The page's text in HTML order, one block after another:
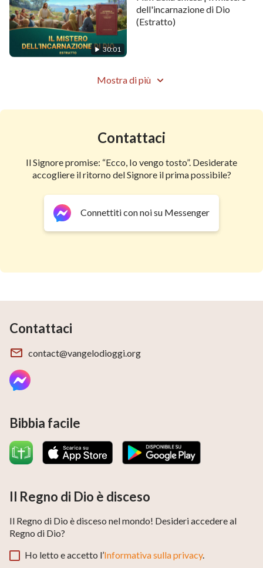
30:01
dell'incarnazione di Dio
(Estratto)
Mostra di più
Contattaci
Il Signore promise: “Ecco, Io vengo tosto”. Desiderate
accogliere il ritorno del Signore il prima possibile?
Connettiti con noi su Messenger
Contattaci
contact@vangelodioggi.org
Bibbia facile
Il Regno di Dio è disceso
Il Regno di Dio è disceso nel mondo! Desideri accedere al
Regno di Dio?
Ho letto e accetto l’Informativa sulla privacy.